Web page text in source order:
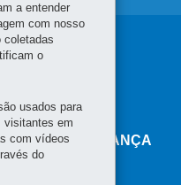
DE GOVERNANÇA
a entender
com nosso
coletadas
o
usados para
visitantes em
com vídeos
do